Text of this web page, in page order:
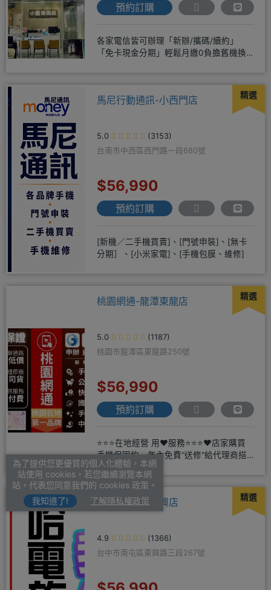
預約訂購
各家電信皆可辦理「新辦/攜碼/續約」
「免卡現金分期」輕鬆月繳0負擔舊機換
精選
馬尼行動通訊-小西門店
5.0
(3153)
台南市中西區西門路一段680號
$56,990
預約訂購
[新機／二手機買賣]、[門號申裝]、[無卡
分期］、[小米家電]、[手機包膜、維修]
精選
桃園網通-龍潭東龍店
5.0
(1187)
桃園市龍潭區東龍路250號
$56,990
預約訂購
⭐⭐⭐在地經營 用❤️服務⭐⭐⭐❤️店家購買
手機保固約一年內免費"送修"給代理商搭
配門號再享高額折扣，
精選
哈電族通訊-東興店
4.9
(1366)
台中市南屯區東興路三段267號
為了提供您更優質的個人化體驗，本網
站使用 cookies，若您繼續瀏覽本網
站，代表您同意我們的 cookies 政策。
我知道了!
了解隱私權政策